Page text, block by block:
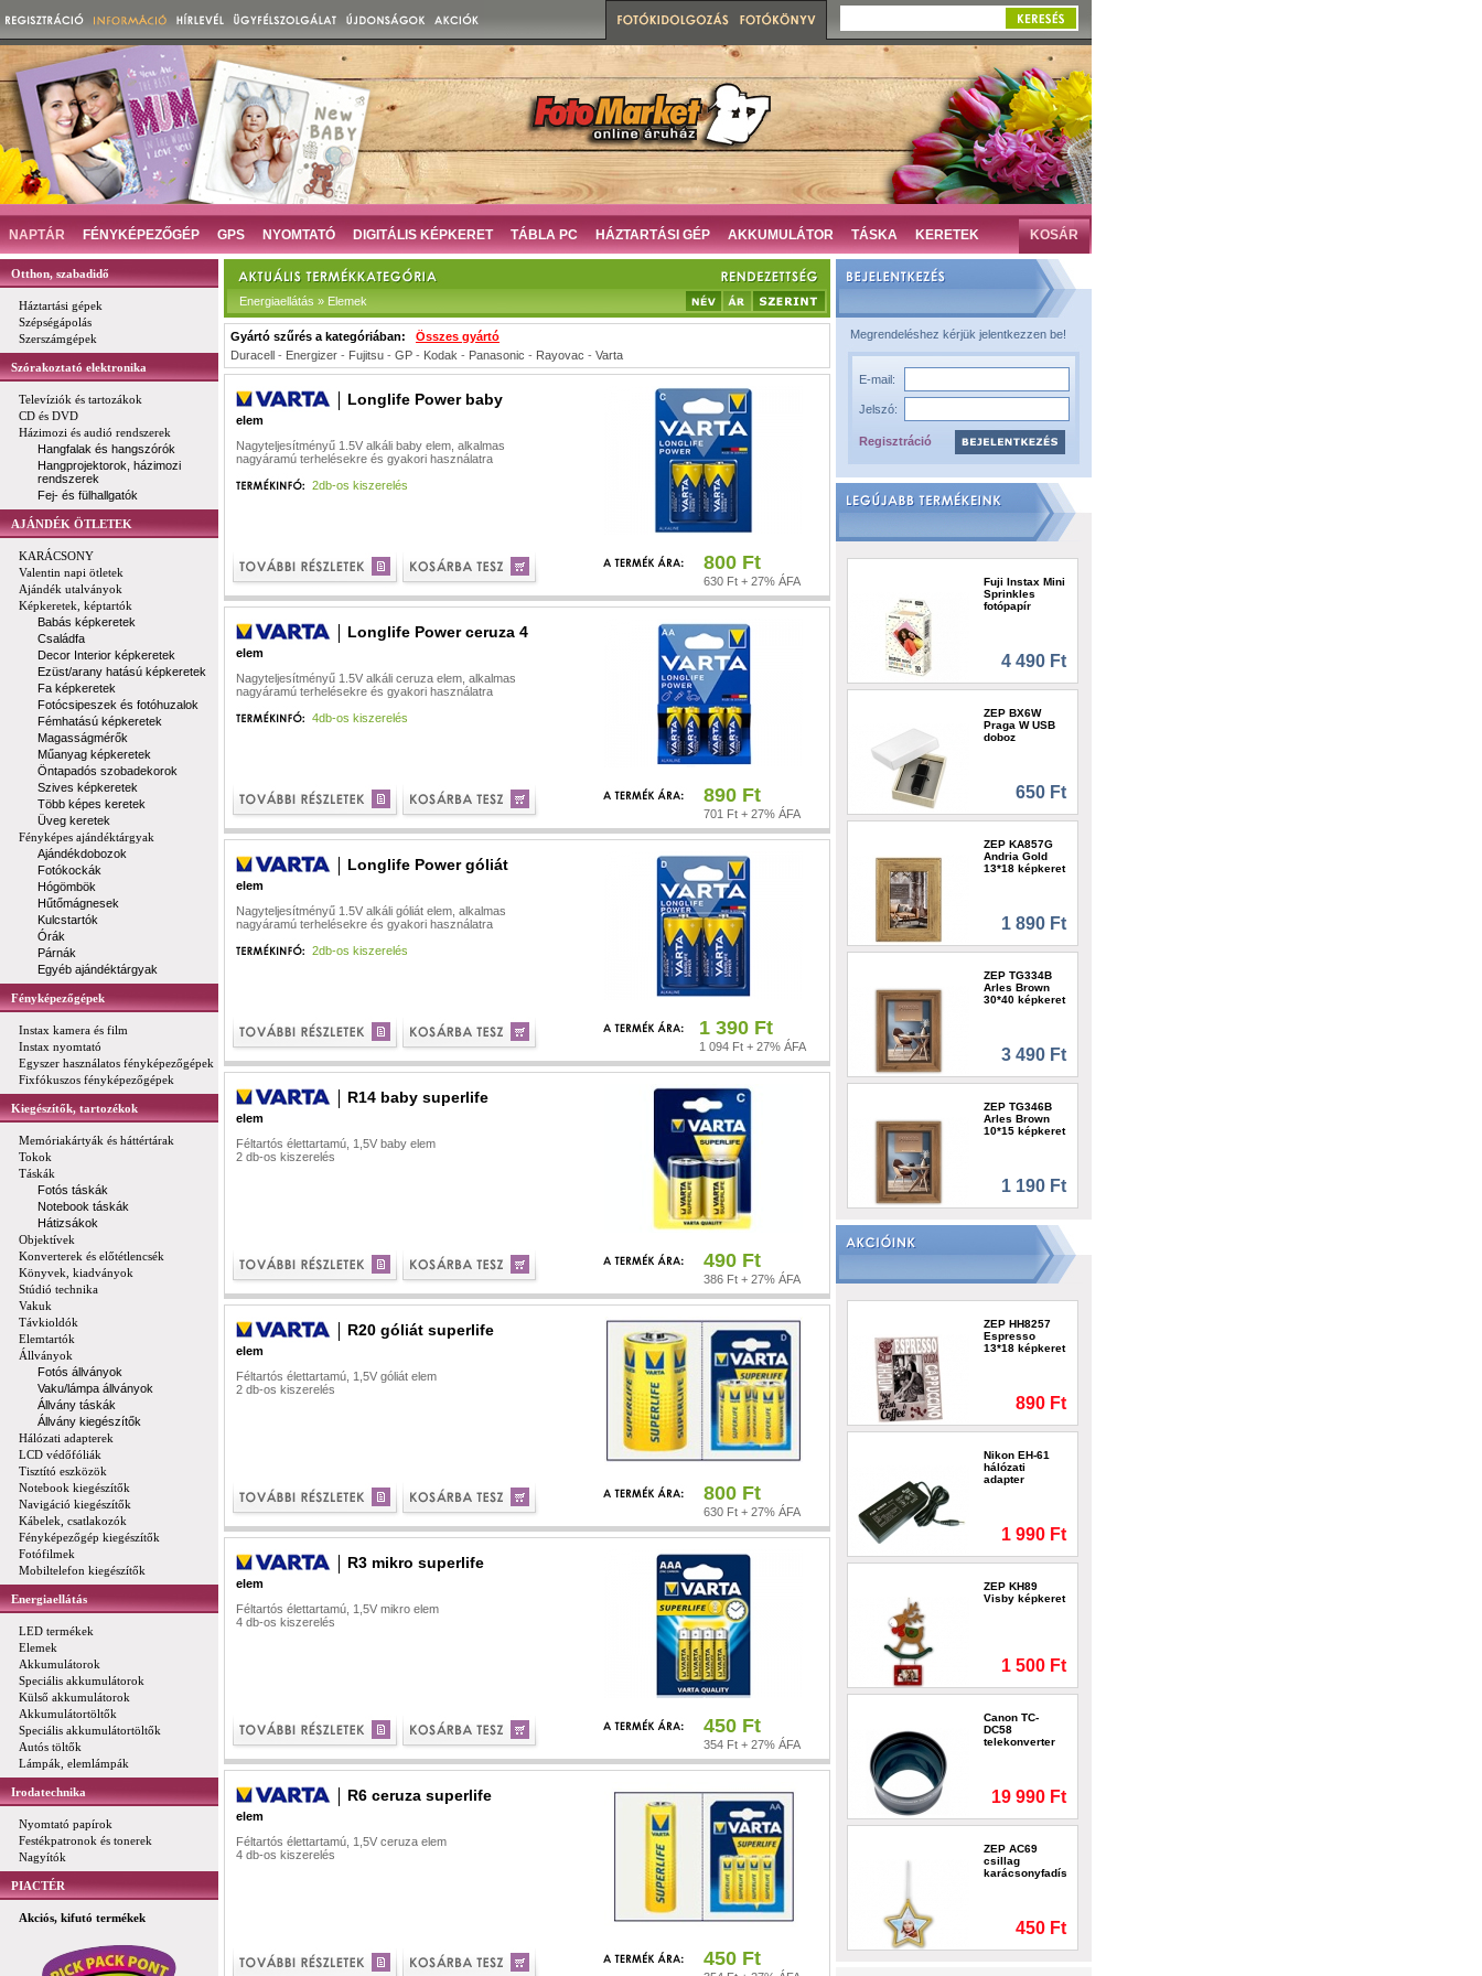
NAPTÁR FÉNYKÉPEZŐGÉP GPS NYOMTATÓ DIGITÁLIS KÉPKERET TÁBLA PC HÁZTARTÁSI GÉP AKKUMULÁTOR TÁSKA KERETEK KOSÁR
Otthon, szabadidő
Háztartási gépek
Szépségápolás
Szerszámgépek
Szórakoztató elektronika
Televíziók és tartozákok
CD és DVD
Házimozi és audió rendszerek
Hangfalak és hangszórók
Hangprojektorok, házimozi
rendszerek
Fej- és fülhallgatók
AJÁNDÉK ÖTLETEK
KARÁCSONY
Valentin napi ötletek
Ajándék utalványok
Képkeretek, képtartók
Babás képkeretek
Családfa
Decor Interior képkeretek
Ezüst/arany hatású képkeretek
Fa képkeretek
Fotócsipeszek és fotóhuzalok
Fémhatású képkeretek
Magasságmérők
Műanyag képkeretek
Öntapadós szobadekorok
Szives képkeretek
Több képes keretek
Üveg keretek
Fényképes ajándéktárgyak
Ajándékdobozok
Fotókockák
Hógömbök
Hűtőmágnesek
Kulcstartók
Órák
Párnák
Egyéb ajándéktárgyak
Fényképezőgépek
Instax kamera és film
Instax nyomtató
Egyszer használatos fényképezőgépek
Fixfókuszos fényképezőgépek
Kiegészítők, tartozékok
Memóriakártyák és háttértárak
Tokok
Táskák
Fotós táskák
Notebook táskák
Hátizsákok
Objektívek
Konverterek és előtétlencsék
Könyvek, kiadványok
Stúdió technika
Vakuk
Távkioldók
Elemtartók
Állványok
Fotós állványok
Vaku/lámpa állványok
Állvány táskák
Állvány kiegészítők
Hálózati adapterek
LCD védőfóliák
Tisztító eszközök
Notebook kiegészítők
Navigáció kiegészítők
Kábelek, csatlakozók
Fényképezőgép kiegészítők
Fotófilmek
Mobiltelefon kiegészítők
Energiaellátás
LED termékek
Elemek
Akkumulátorok
Speciális akkumulátorok
Külső akkumulátorok
Akkumulátortöltők
Speciális akkumulátortöltők
Autós töltők
Lámpák, elemlámpák
Irodatechnika
Nyomtató papírok
Festékpatronok és tonerek
Nagyítók
PIACTÉR
Akciós, kifutó termékek
Energiaellátás » Elemek
Gyártó szűrés a kategóriában: Összes gyártó
Duracell - Energizer - Fujitsu - GP - Kodak - Panasonic - Rayovac - Varta
Longlife Power baby
elem
Nagyteljesítményű 1.5V alkáli baby elem, alkalmas
nagyáramú terhelésekre és gyakori használatra
2db-os kiszerelés
800 Ft
630 Ft + 27% ÁFA
Longlife Power ceruza 4
elem
Nagyteljesítményű 1.5V alkáli ceruza elem, alkalmas
nagyáramú terhelésekre és gyakori használatra
4db-os kiszerelés
890 Ft
701 Ft + 27% ÁFA
Longlife Power góliát
elem
Nagyteljesítményű 1.5V alkáli góliát elem, alkalmas
nagyáramú terhelésekre és gyakori használatra
2db-os kiszerelés
1 390 Ft
1 094 Ft + 27% ÁFA
R14 baby superlife
elem
Féltartós élettartamú, 1,5V baby elem
2 db-os kiszerelés
490 Ft
386 Ft + 27% ÁFA
R20 góliát superlife
elem
Féltartós élettartamú, 1,5V góliát elem
2 db-os kiszerelés
800 Ft
630 Ft + 27% ÁFA
R3 mikro superlife
elem
Féltartós élettartamú, 1,5V mikro elem
4 db-os kiszerelés
450 Ft
354 Ft + 27% ÁFA
R6 ceruza superlife
elem
Féltartós élettartamú, 1,5V ceruza elem
4 db-os kiszerelés
450 Ft
Megrendeléshez kérjük jelentkezzen be!
E-mail:
Jelszó:
Regisztráció
Fuji Instax Mini
Sprinkles
fotópapír
4 490 Ft
ZEP BX6W
Praga W USB
doboz
650 Ft
ZEP KA857G
Andria Gold
13*18 képkeret
1 890 Ft
ZEP TG334B
Arles Brown
30*40 képkeret
3 490 Ft
ZEP TG346B
Arles Brown
10*15 képkeret
1 190 Ft
ZEP HH8257
Espresso
13*18 képkeret
890 Ft
Nikon EH-61
hálózati
adapter
1 990 Ft
ZEP KH89
Visby képkeret
1 500 Ft
Canon TC-
DC58
telekonverter
19 990 Ft
ZEP AC69
csillag
karácsonyfadísz
450 Ft